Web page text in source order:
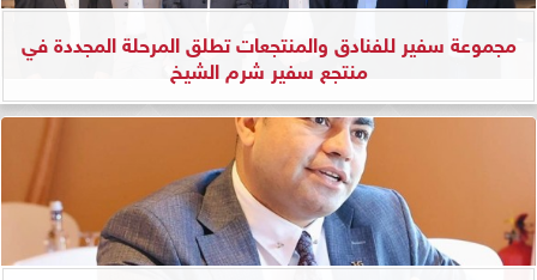
مجموعة سفير للفنادق والمنتجعات تطلق المرحلة المجددة في
منتجع سفير شرم الشيخ